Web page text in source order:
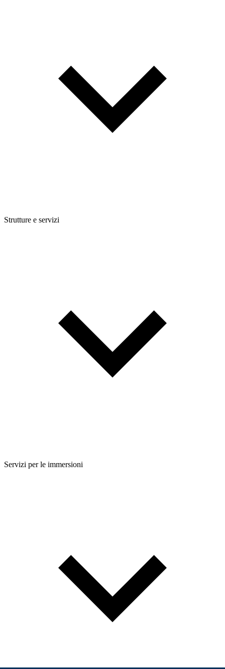
Strutture e servizi
Servizi per le immersioni